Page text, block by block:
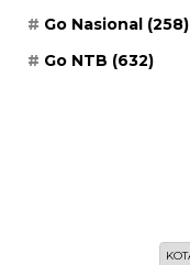
Go Nasional (258)
Go NTB (632)